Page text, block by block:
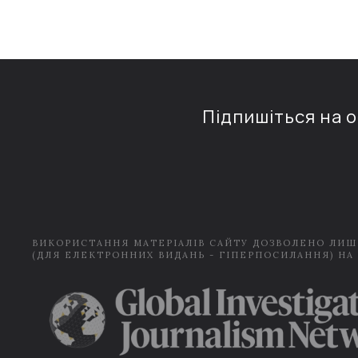
Підпишіться на
ВИКОРИСТАННЯ МАТЕРІАЛІВ САЙТУ ДОЗВОЛЕНО
(ДЛЯ ЕЛЕКТРОННИХ ВИДАНЬ - ГІПЕРПОСИЛАННЯ) НА